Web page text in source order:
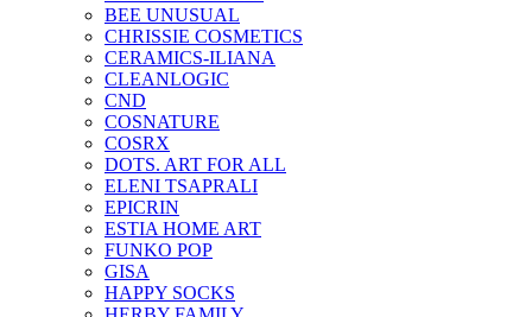
BEE UNUSUAL
CHRISSIE COSMETICS
CERAMICS-ILIANA
CLEANLOGIC
CND
COSNATURE
COSRX
DOTS. ART FOR ALL
ELENI TSAPRALI
EPICRIN
ESTIA HOME ART
FUNKO POP
GISA
HAPPY SOCKS